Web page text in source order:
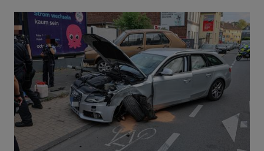
Schwerer Unfall mit 2,48 Promille